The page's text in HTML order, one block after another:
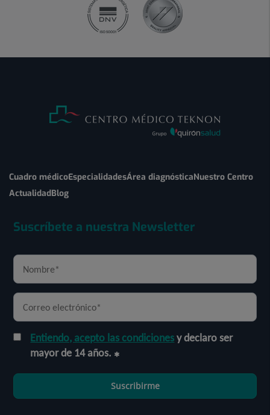
Cuadro médicoEspecialidadesÁrea diagnósticaNuestro Centro
ActualidadBlog
Suscríbete a nuestra Newsletter
Entiendo, acepto las condicionesy declaro ser
mayor de 14 años.
Suscribirme